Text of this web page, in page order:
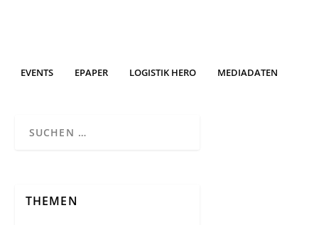
EVENTS EPAPER LOGISTIK HERO MEDIADATEN
THEMEN